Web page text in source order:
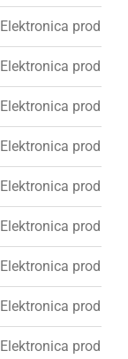
Elektronica
Elektronica
Elektronica
Elektronica
Elektronica
Elektronica
Elektronica
Elektronica
Elektronica